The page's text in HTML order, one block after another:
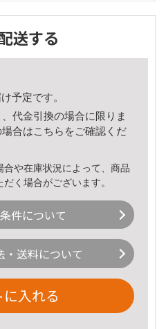
送する
予定です。
代金引換の場合に限りま
合はこちら をご確認くだ
や在庫状況によって、商品
く場合がございます。
件について
・送料について
入れる